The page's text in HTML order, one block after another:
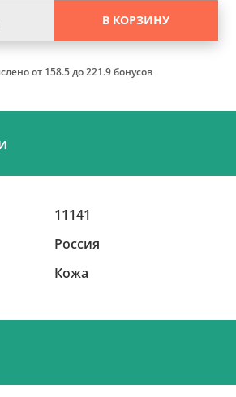
В КОРЗИНУ
от 158.5 до 221.9 бонусов
11141
Россия
Кожа